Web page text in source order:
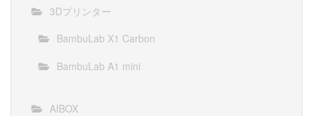
3Dプリンター
BambuLab X1 Carbon
BambuLab A1 mini
AIBOX